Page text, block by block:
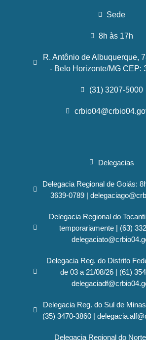
Sede
8h às 17h
R. Antônio de Albuquerque,
- Belo Horizonte/MG CEP:
(31) 3207-5000
Delegacias
Delegacia Regional de Goiás:
3639-0789 |
Delegacia Regional do
temporariamente | (63)
Delegacia Reg. do Distrito
de 03 a 21/08/26 | (61)
Delegacia Reg. do Sul de
(35) 3470-3860 |
Delegacia Regional do